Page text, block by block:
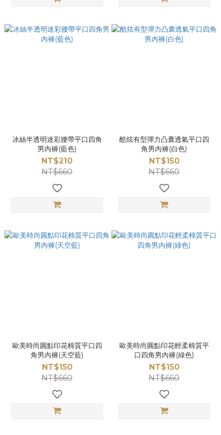
冰絲半透明迷彩腰帶平口四角
男內褲(藍色)
NT$210
NT$660
酷炫有型彈力凸囊透氣平口四
角男內褲(白色)
NT$150
NT$660
歐美時尚圓點印花棉質平口四
角男內褲(天空藍)
NT$150
NT$660
歐美時尚圓點印花輕柔棉質平
口四角男內褲(綠色)
NT$150
NT$660